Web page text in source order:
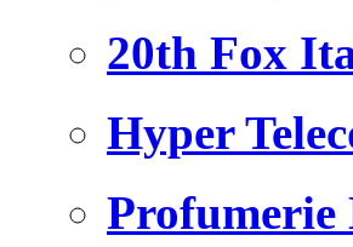
20th Fox
Hyper
Profumerie